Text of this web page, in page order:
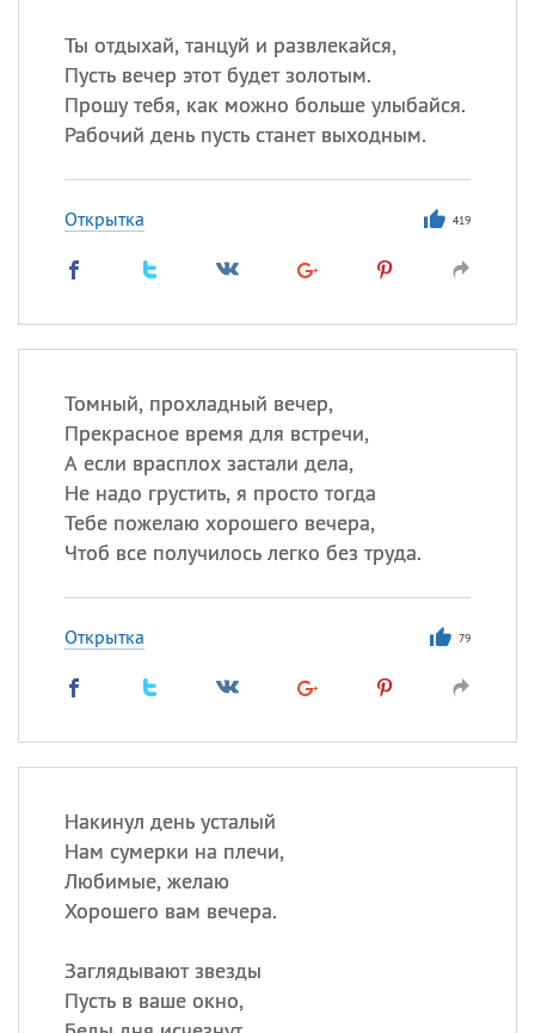
Ты отдыхай, танцуй и развлекайся,
Пусть вечер этот будет золотым.
Прошу тебя, как можно больше улыбайся.
Рабочий день пусть станет выходным.
Открытка 419
Томный, прохладный вечер,
Прекрасное время для встречи,
А если врасплох застали дела,
Не надо грустить, я просто тогда
Тебе пожелаю хорошего вечера,
Чтоб все получилось легко без труда.
Открытка 79
Накинул день усталый
Нам сумерки на плечи,
Любимые, желаю
Хорошего вам вечера.
Заглядывают звезды
Пусть в ваше окно,